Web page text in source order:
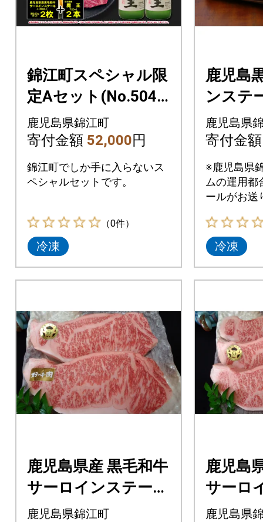
錦江町スペシャル限
定Aセット(No.5048
-1)
鹿児島県錦江町
寄付金額 52,000円
錦江町でしか手に入らないス
ペシャルセットです。
（0件）
冷凍
鹿児島
ンステ
鹿児島県
寄付金
※鹿児島県
ムの運用都
ールがお送
ようお願い
冷凍
鹿児島県産 黒毛和牛
サーロインステーキ
(No.2005-1)
鹿児島県錦江町
鹿児島
サーロ
鹿児島県